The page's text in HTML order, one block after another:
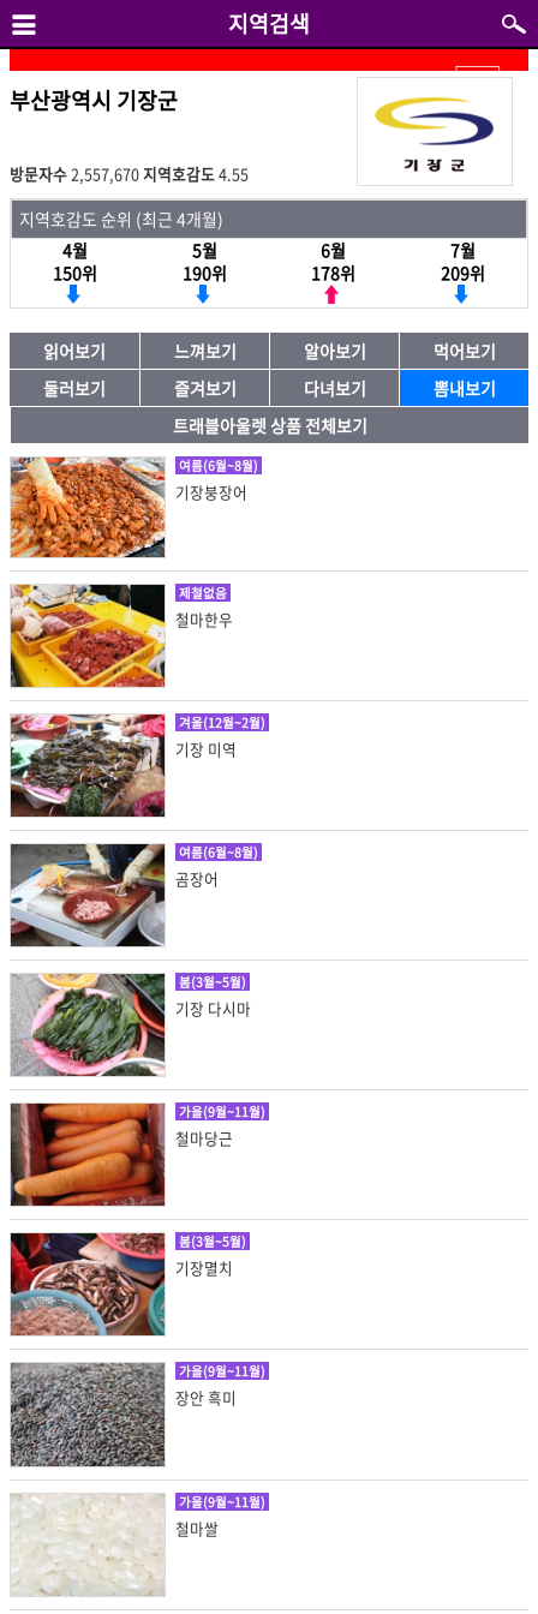
지역검색
부산광역시 기장군
방문자수2,557,670지역호감도 4.55
지역호감도 순위 (최근 4개월)
4월
150위
5월
190위
6월
178위
7월
209위
읽어보기 느껴보기 알아보기
먹어보기
둘러보기
즐겨보기 다녀보기
뽐내보기
트래블아울렛 상품 전체보기
여름(6월~8월)
기장붕장어
제철없음
철마한우
겨울(12월~2월)
기장 미역
여름(6월~8월)
곰장어
봄(3월~5월)
기장 다시마
가을(9월~11월)
철마당근
봄(3월~5월)
기장멸치
가을(9월~11월)
장안 흑미
가을(9월~11월)
철마쌀